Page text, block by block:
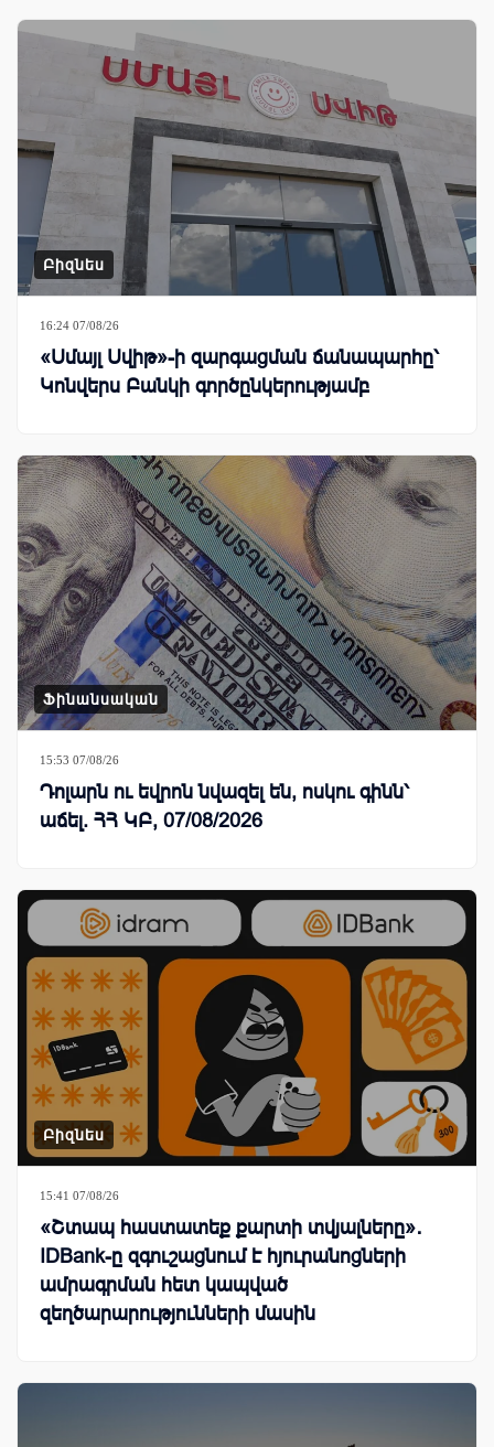
Բիզնես
16:24 07/08/26
«Սմայլ Սվիթ»-ի զարգացման ճանապարհը՝
Կոնվերս Բանկի գործընկերությամբ
Ֆինանսական
15:53 07/08/26
Դոլարն ու եվրոն նվազել են, ոսկու գինն՝
աճել. ՀՀ ԿԲ, 07/08/2026
Բիզնես
15:41 07/08/26
«Շտապ հաստատեք քարտի տվյալները»․
IDBank-ը զգուշացնում է հյուրանոցների
ամրագրման հետ կապված
զեղծարարությունների մասին